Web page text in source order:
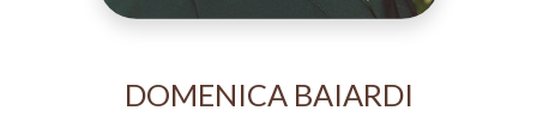
DOMENICA BAIARDI